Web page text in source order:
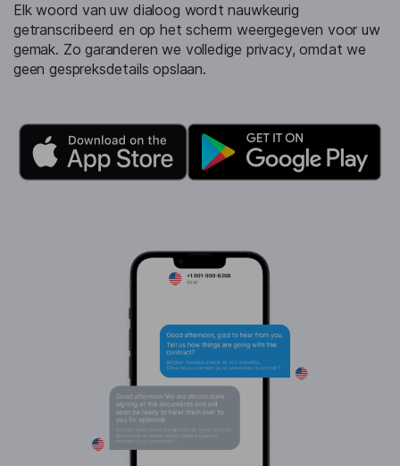
Elk woord van uw dialoog wordt nauwkeurig
getranscribeerd en op het scherm weergegeven voor uw
gemak. Zo garanderen we volledige privacy, omdat we
geen gespreksdetails opslaan.